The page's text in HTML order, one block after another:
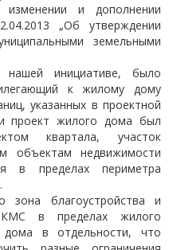
и дополнении
„Об утверждении
земельными
инициативе, было
к жилому дому
указанных в проектной
проект жилого дома был
квартала, участок
объектам недвижимости
в пределах периметра
зона благоустройства и
КМС в пределах жилого
в отдельности, что